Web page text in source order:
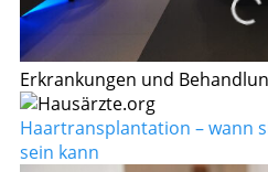
Erkrankungen und
Haartransplantation – wann
sein kann